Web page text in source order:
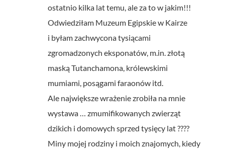
ostatnio kilka lat temu, ale za to w jakim!!!
Odwiedziłam Muzeum Egipskie w Kairze
i byłam zachwycona tysiącami
zgromadzonych eksponatów, m.in. złotą
maską Tutanchamona, królewskimi
mumiami, posągami faraonów itd.
Ale największe wrażenie zrobiła na mnie
wystawa … zmumifikowanych zwierząt
dzikich i domowych sprzed tysięcy lat ????
Miny mojej rodziny i moich znajomych, kiedy